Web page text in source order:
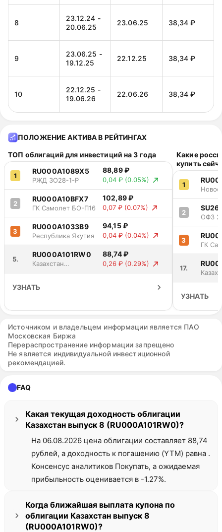
8
23.12.24 -
20.06.25
23.06.25 38,34 ₽
9
23.06.25 -
19.12.25
22.12.25 38,34 ₽
10
22.12.25 -
19.06.26
22.06.26 38,34 ₽
ПОЛОЖЕНИЕ АКТИВА В РЕЙТИНГАХ
ТОП облигаций для инвестиций на 3 года
1
RU000A1089X5
РЖД ЗО28-1-Р
88,89 ₽
0,04 ₽ (0.05%)
2
RU000A10BFX7
ГК Самолет БО-П16
102,89 ₽
0,07 ₽ (0.07%)
3
RU000A1033B9
Республика Якутия
94,15 ₽
0,04 ₽ (0.04%)
5.
RU000A101RW0
Казахстан
выпуск 8
88,74 ₽
0,26 ₽ (0.29%)
УЗНАТЬ
Какие
купить
1
2
ОФЗ
3
ГК
17.
УЗНАТЬ
Источником и владельцем информации является ПАО
Московская Биржа
Перераспространение информации запрещено
Не является индивидуальной инвестиционной
рекомендацией.
FAQ
Какая текущая доходность облигации
Казахстан выпуск 8 (RU000A101RW0)?
На 06.08.2026 цена облигации составляет 88,74
рублей, а доходность к погашению (YTM) равна .
Консенсус аналитиков Покупать, а ожидаемая
прибыльность оценивается в -1.27%.
Когда ближайшая выплата купона по
облигации Казахстан выпуск 8
(RU000A101RW0)?